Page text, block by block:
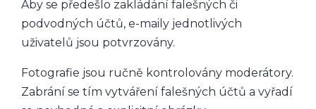
Aby se předešlo zakládání falešných či
podvodných účtů, e-maily jednotlivých
uživatelů jsou potvrzovány.
Fotografie jsou ručně kontrolovány moderátory.
Zabrání se tím vytváření falešných účtů a vyřadí